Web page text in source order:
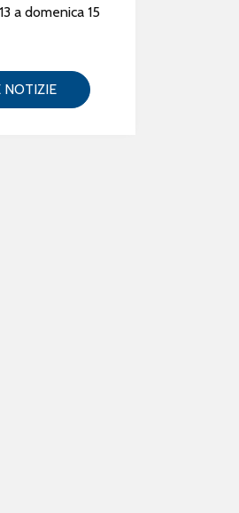
a domenica 15
NOTIZIE